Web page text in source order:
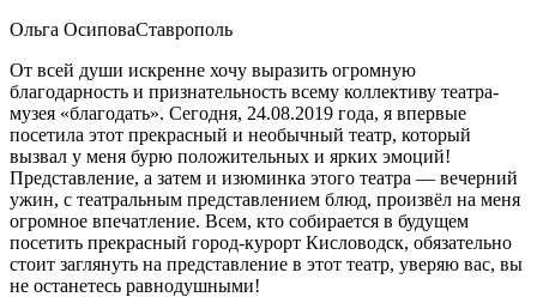
Ольга ОсиповаСтаврополь
От всей души искренне хочу выразить огромную
благодарность и признательность всему коллективу театра-
музея «благодать». Сегодня, 24.08.2019 года, я впервые
посетила этот прекрасный и необычный театр, который
вызвал у меня бурю положительных и ярких эмоций!
Представление, а затем и изюминка этого театра — вечерний
ужин, с театральным представлением блюд, произвёл на меня
огромное впечатление. Всем, кто собирается в будущем
посетить прекрасный город-курорт Кисловодск, обязательно
стоит заглянуть на представление в этот театр, уверяю вас, вы
не останетесь равнодушными!